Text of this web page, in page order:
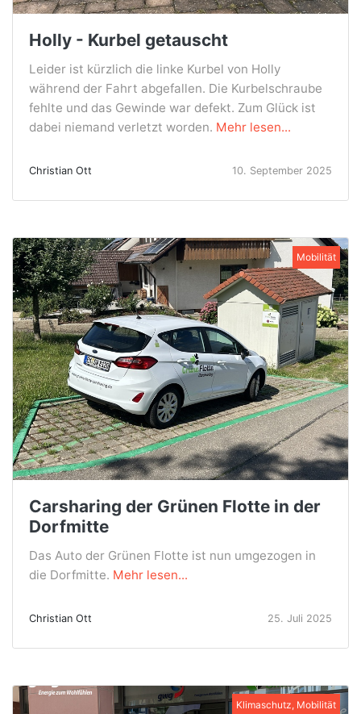
Holly - Kurbel getauscht
Leider ist kürzlich die linke Kurbel von Holly
während der Fahrt abgefallen. Die Kurbelschraube
fehlte und das Gewinde war defekt. Zum Glück ist
dabei niemand verletzt worden. Mehr lesen...
Christian Ott 10. September 2025
Mobilität
Carsharing der Grünen Flotte in der
Dorfmitte
Das Auto der Grünen Flotte ist nun umgezogen in
die Dorfmitte. Mehr lesen...
Christian Ott 25. Juli 2025
Klimaschutz, Mobilität